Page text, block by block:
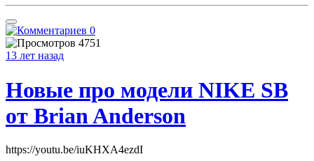
0
4751
13 лет назад
Новые про модели NIKE SB
от Brian Anderson
https://youtu.be/iuKHXA4ezdI